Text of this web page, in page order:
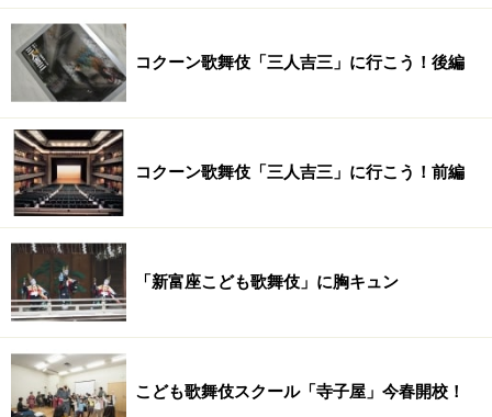
コクーン歌舞伎「三人吉三」に行こう！後編
コクーン歌舞伎「三人吉三」に行こう！前編
「新富座こども歌舞伎」に胸キュン
こども歌舞伎スクール「寺子屋」今春開校！